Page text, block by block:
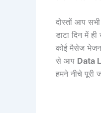
दोस्तों आप
डाटा दिन में
कोई मैसेज
से आप Data
हमने नीचे पूरी